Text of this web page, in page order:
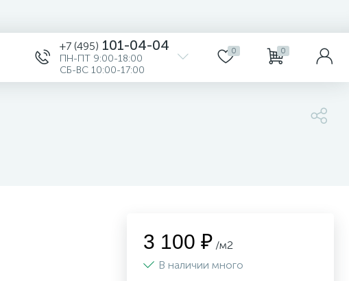
+7 (495) 101-04-04
ПН-ПТ 9:00-18:00
СБ-ВС 10:00-17:00
0 0
3 100 ₽ /м2
В наличии много